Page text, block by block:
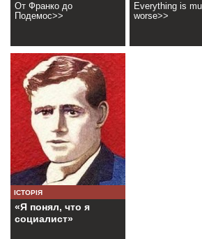
От Франко до
Подемос>>
Everything is
worse>>
ІСТОРІЯ
«Я понял, что я
социалист»